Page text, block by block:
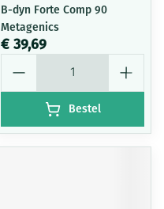
B-dyn Forte Comp 90
Metagenics
€ 39,69
Bestel